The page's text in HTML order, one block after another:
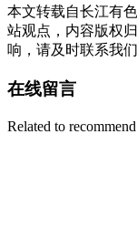
本文转载自长江有
站观点，内容版权
响，请及时联系我
在线留言
Related to recommend